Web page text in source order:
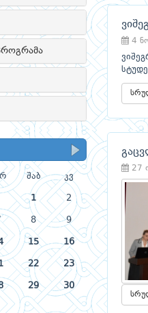
შაბ კვ
1 2
8 9
15 16
22 23
29 30
4
27